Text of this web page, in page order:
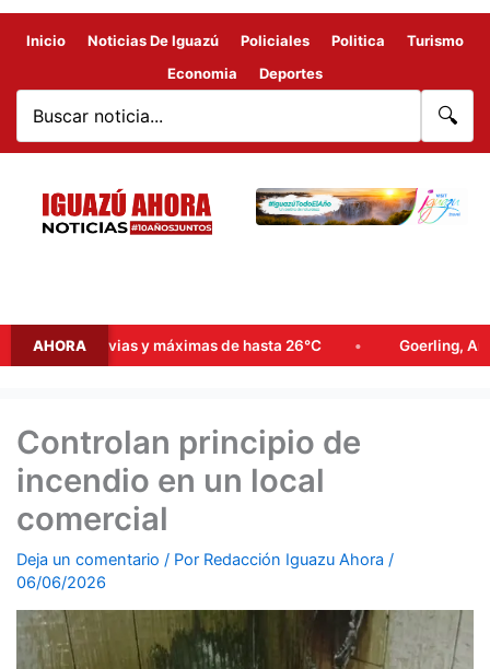
Inicio Noticias De Iguazú Policiales Politica
Turismo
Economia
Deportes
🔍
AHORA
lluvias y máximas de hasta 26°C Goerling, Arce y Rojas
Controlan principio de
incendio en un local
comercial
Deja un comentario / Por Redacción Iguazu Ahora /
06/06/2026